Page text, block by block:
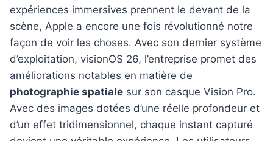
expériences immersives prennent le devant de la
scène, Apple a encore une fois révolutionné notre
façon de voir les choses. Avec son dernier système
d’exploitation, visionOS 26, l’entreprise promet des
améliorations notables en matière de
photographie spatiale sur son casque Vision Pro.
Avec des images dotées d’une réelle profondeur et
d’un effet tridimensionnel, chaque instant capturé